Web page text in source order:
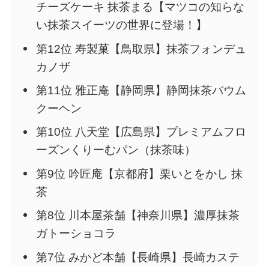
チーズケーキ 抹茶まる【マツコの知らな
い抹茶スイーツの世界に登場！】
第12位 寿製菓【鳥取県】抹茶フォンデュ
カノザ
第11位 雅正庵【静岡県】静岡抹茶バウム
クーヘン
第10位 八天堂【広島県】プレミアムフロ
ーズンくりーむパン（抹茶味）
第9位 吟匠庵【京都府】栗いとをかし 抹
茶
第8位 川本屋茶舗【神奈川県】濃厚抹茶
ガトーショコラ
第7位 みかど本舗【長崎県】長崎カステ